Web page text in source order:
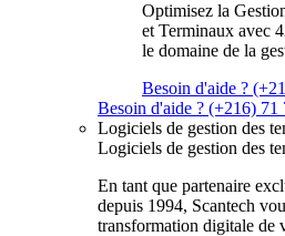
Optimisez la
et Terminaux avec
le domaine de la
Besoin d'aide ?
Besoin d'aide ? (+216) 71
Logiciels de gestion des
Logiciels de gestion des
En tant que partenaire
depuis 1994, Scantech
transformation digitale de